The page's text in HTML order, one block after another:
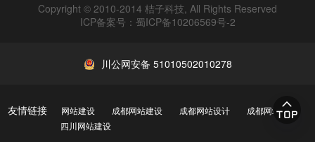
Copyright © 2010-2014 桔子科技, All Rights Reserved
ICP备案号： 蜀ICP备10206569号-2
川公网安备 51010502010278
友情链接 网站建设 成都网站建设 成都网站设计
成都网站制作
四川网站建设